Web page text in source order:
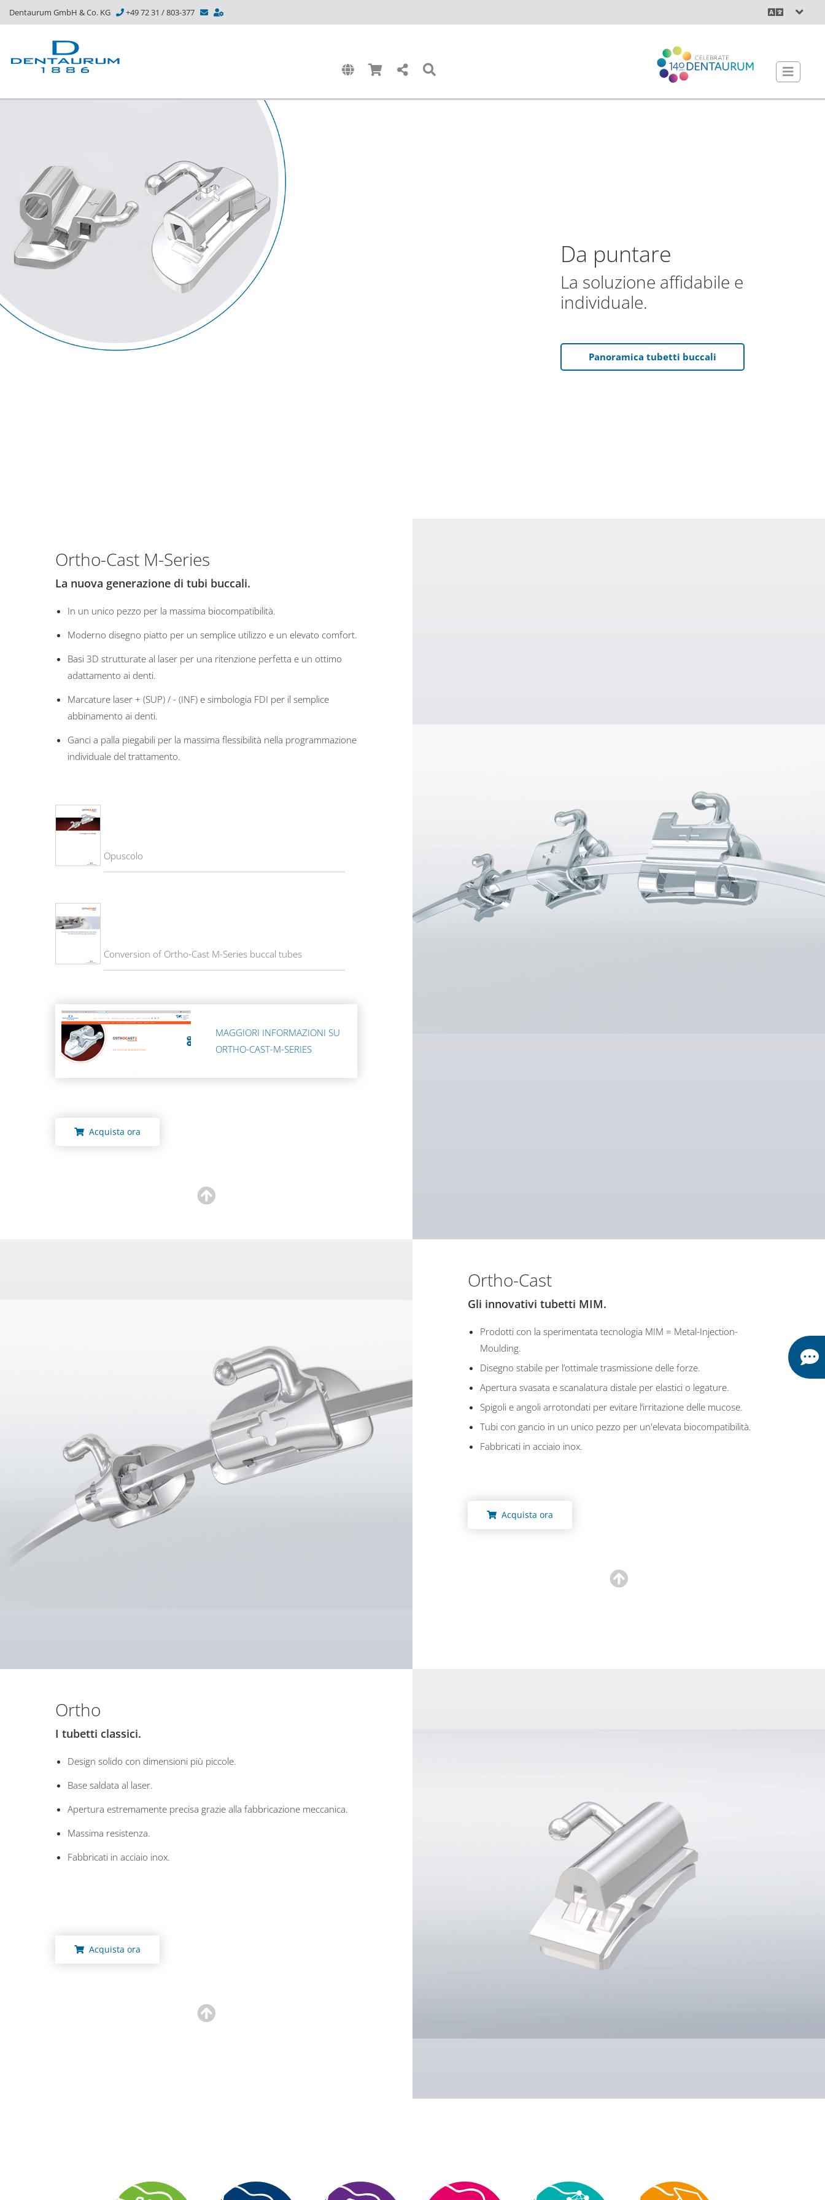
Dentaurum GmbH & Co. KG +49 72 31 / 803-377
Da puntare
La soluzione affidabile e
individuale.
Panoramica tubetti buccali
Ortho-Cast M-Series
La nuova generazione di tubi buccali.
In un unico pezzo per la massima biocompatibilità.
Moderno disegno piatto per un semplice utilizzo e un elevato comfort.
Basi 3D strutturate al laser per una ritenzione perfetta e un ottimo
adattamento ai denti.
Marcature laser + (SUP) / - (INF) e simbologia FDI per il semplice
abbinamento ai denti.
Ganci a palla piegabili per la massima flessibilità nella programmazione
individuale del trattamento.
Opuscolo
Conversion of Ortho-Cast M-Series buccal tubes
MAGGIORI INFORMAZIONI SU
ORTHO-CAST-M-SERIES
Acquista ora
Ortho-Cast
Gli innovativi tubetti MIM.
Prodotti con la sperimentata tecnologia MIM = Metal-Injection-
Moulding.
Disegno stabile per l’ottimale trasmissione delle forze.
Apertura svasata e scanalatura distale per elastici o legature.
Spigoli e angoli arrotondati per evitare l‘irritazione delle mucose.
Tubi con gancio in un unico pezzo per un'elevata biocompatibilità.
Fabbricati in acciaio inox.
Acquista ora
Ortho
I tubetti classici.
Design solido con dimensioni più piccole.
Base saldata al laser.
Apertura estremamente precisa grazie alla fabbricazione meccanica.
Massima resistenza.
Fabbricati in acciaio inox.
Acquista ora